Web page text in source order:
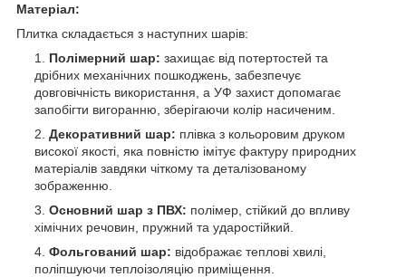
Матеріал:
Плитка складається з наступних шарів:
Полімерний шар: захищає від потертостей та
дрібних механічних пошкоджень, забезпечує
довговічність використання, а УФ захист допомагає
запобігти вигоранню, зберігаючи колір насиченим.
Декоративний шар: плівка з кольоровим друком
високої якості, яка повністю імітує фактуру природних
матеріалів завдяки чіткому та деталізованому
зображенню.
Основний шар з ПВХ: полімер, стійкий до впливу
хімічних речовин, пружний та ударостійкий.
Фольгований шар: відображає теплові хвилі,
поліпшуючи теплоізоляцію приміщення.